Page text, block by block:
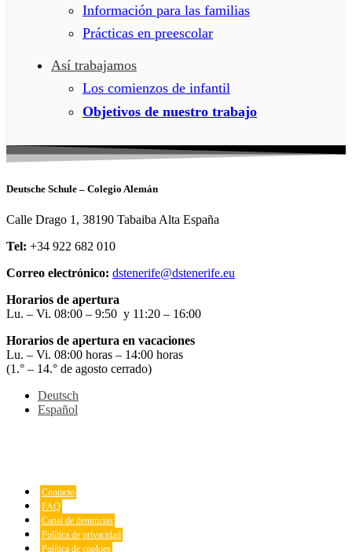
Información para las familias
Prácticas en preescolar
Así trabajamos
Los comienzos de infantil
Objetivos de nuestro trabajo
Deutsche Schule – Colegio Alemán
Calle Drago 1, 38190 Tabaiba Alta España
Tel: +34 922 682 010
Correo electrónico: dstenerife@dstenerife.eu
Horarios de apertura
Lu. – Vi. 08:00 – 9:50 y 11:20 – 16:00
Horarios de apertura en vacaciones
Lu. – Vi. 08:00 horas – 14:00 horas
(1.° – 14.° de agosto cerrado)
Deutsch
Español
Contacto
FAQ
Canal de denuncias
Política de privacidad
Política de cookies